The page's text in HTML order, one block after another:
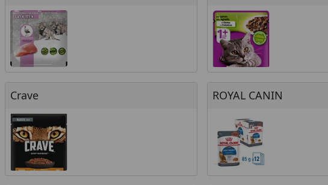
Crave
Crave ROYAL CANIN
ROYAL CANIN